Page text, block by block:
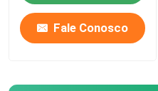
Fale Conosco